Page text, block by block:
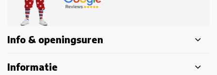
Info & openingsuren
Informatie